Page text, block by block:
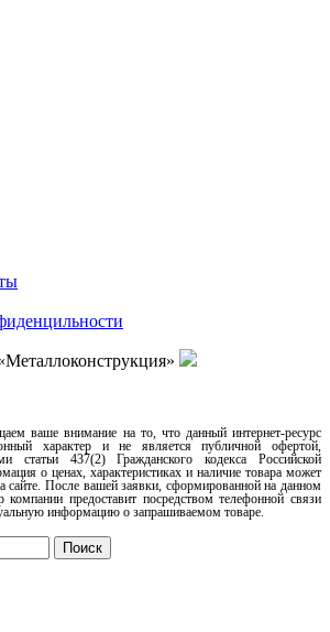
ваше внимание на то, что данный интернет-ресурс
характер и не является публичной офертой,
статьи 437(2) Гражданского кодекса Российской
о ценах, характеристиках и наличие товара может
сайте. После вашей заявки, сформированной на данном
компании предоставит посредством телефонной связи
информацию о запрашиваемом товаре.
Поиск